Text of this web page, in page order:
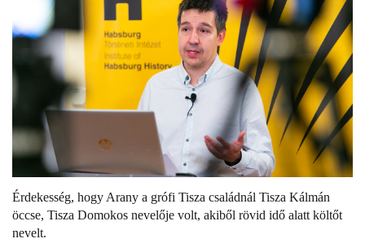
Érdekesség, hogy Arany a grófi Tisza családnál Tisza Kálmán
öccse, Tisza Domokos nevelője volt, akiből rövid idő alatt költőt
nevelt.